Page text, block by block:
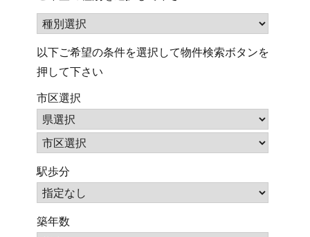
以下ご希望の条件を選択して物件検索ボタンを
押して下さい
市区選択
駅歩分
築年数